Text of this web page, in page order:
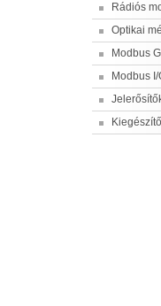
Rádiós
Optikai
Modbus
Modbus